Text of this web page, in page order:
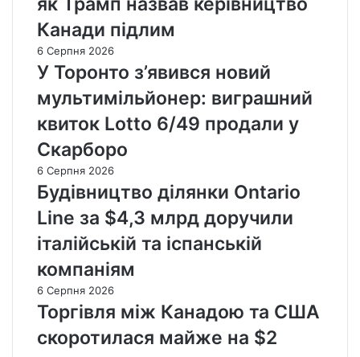
Канади підлим
6 Серпня 2026
У Торонто з’явився новий
мультимільйонер: виграшний
квиток Lotto 6/49 продали у
Скарборо
6 Серпня 2026
Будівництво ділянки Ontario
Line за $4,3 млрд доручили
італійській та іспанській
компаніям
6 Серпня 2026
Торгівля між Канадою та США
скоротилася майже на $2